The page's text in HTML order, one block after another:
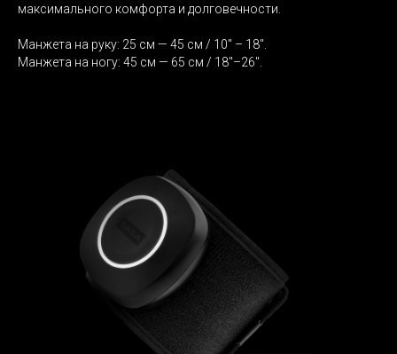
максимального комфорта и долговечности.
Манжета на руку: 25 см — 45 см / 10" – 18".
Манжета на ногу: 45 см — 65 см / 18"–26".